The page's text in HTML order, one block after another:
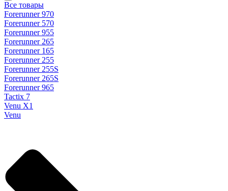
Все товары
Forerunner 970
Forerunner 570
Forerunner 955
Forerunner 265
Forerunner 165
Forerunner 255
Forerunner 255S
Forerunner 265S
Forerunner 965
Tactix 7
Venu X1
Venu